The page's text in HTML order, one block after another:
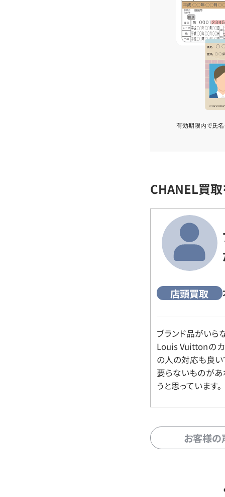
有効期限内で氏名
CHANEL買
店頭買取
ブランド品がいら
Louis Vuittonの
の人の対応も良い
要らないものがあ
うと思っています。
お客様